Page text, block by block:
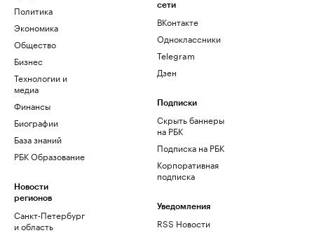
Политика
Экономика
Общество
Бизнес
Технологии и
медиа
Финансы
Биографии
База знаний
РБК Образование
Новости
регионов
Санкт-Петербург
и область
сети
ВКонтакте
Одноклассники
Telegram
Дзен
Подписки
Скрыть баннеры
на РБК
Подписка на РБК
Корпоративная
подписка
Уведомления
RSS Новости